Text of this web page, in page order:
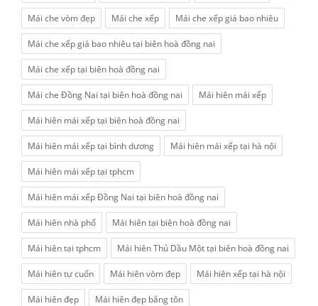
Mái che vòm đẹp Mái che xếp Mái che xếp giá bao nhiêu
Mái che xếp giá bao nhiêu tại biên hoà đồng nai
Mái che xếp tại biên hoà đồng nai
Mái che Đồng Nai tại biên hoà đồng nai Mái hiên mái xếp
Mái hiên mái xếp tại biên hoà đồng nai
Mái hiên mái xếp tại bình dương Mái hiên mái xếp tại hà nội
Mái hiên mái xếp tại tphcm
Mái hiên mái xếp Đồng Nai tại biên hoà đồng nai
Mái hiên nhà phố Mái hiên tại biên hoà đồng nai
Mái hiên tại tphcm Mái hiên Thủ Dầu Một tại biên hoà đồng nai
Mái hiên tự cuốn Mái hiên vòm đẹp Mái hiên xếp tại hà nội
Mái hiên đẹp Mái hiên đẹp bằng tôn